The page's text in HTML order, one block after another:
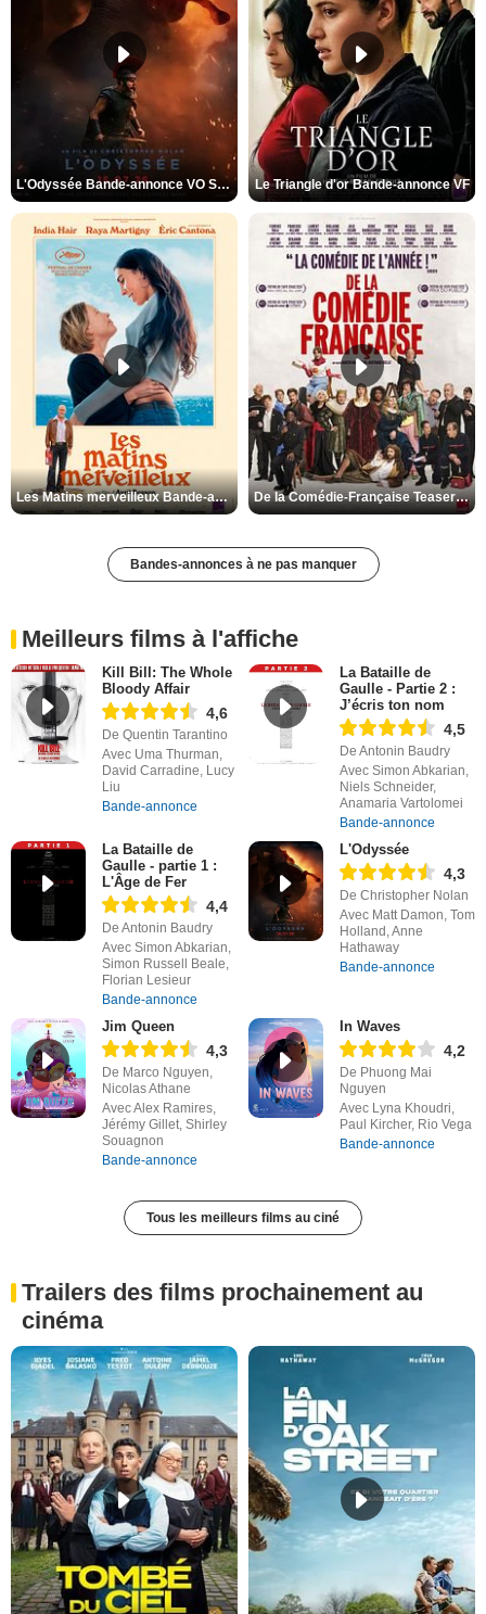
L'Odyssée Bande-annonce VO STFR Le Triangle d'or Bande-annonce VF
Les Matins merveilleux Bande-annonce VF De la Comédie-Française Teaser VF
Bandes-annonces à ne pas manquer
Meilleurs films à l'affiche
Kill Bill: The Whole
Bloody Affair
4,6
De Quentin Tarantino
Avec Uma Thurman,
David Carradine, Lucy
Liu
Bande-annonce
La Bataille de
Gaulle - Partie 2 :
J’écris ton nom
4,5
De Antonin Baudry
Avec Simon Abkarian,
Niels Schneider,
Anamaria Vartolomei
Bande-annonce
La Bataille de
Gaulle - partie 1 :
L'Âge de Fer
4,4
De Antonin Baudry
Avec Simon Abkarian,
Simon Russell Beale,
Florian Lesieur
Bande-annonce
L'Odyssée
4,3
De Christopher Nolan
Avec Matt Damon, Tom
Holland, Anne
Hathaway
Bande-annonce
Jim Queen
4,3
De Marco Nguyen,
Nicolas Athane
Avec Alex Ramires,
Jérémy Gillet, Shirley
Souagnon
Bande-annonce
In Waves
4,2
De Phuong Mai
Nguyen
Avec Lyna Khoudri,
Paul Kircher, Rio Vega
Bande-annonce
Tous les meilleurs films au ciné
Trailers des films prochainement au
cinéma